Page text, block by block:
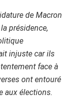
de Macron
présidence,
injuste car ils
face à
ont entouré
aux élections.